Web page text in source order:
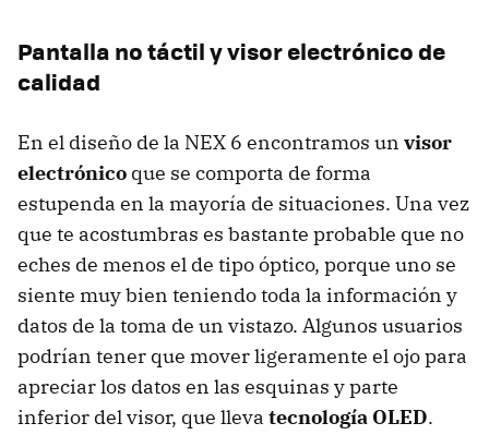
Pantalla no táctil y visor electrónico de
calidad
En el diseño de la NEX 6 encontramos un visor
electrónico que se comporta de forma
estupenda en la mayoría de situaciones. Una vez
que te acostumbras es bastante probable que no
eches de menos el de tipo óptico, porque uno se
siente muy bien teniendo toda la información y
datos de la toma de un vistazo. Algunos usuarios
podrían tener que mover ligeramente el ojo para
apreciar los datos en las esquinas y parte
inferior del visor, que lleva tecnología OLED.